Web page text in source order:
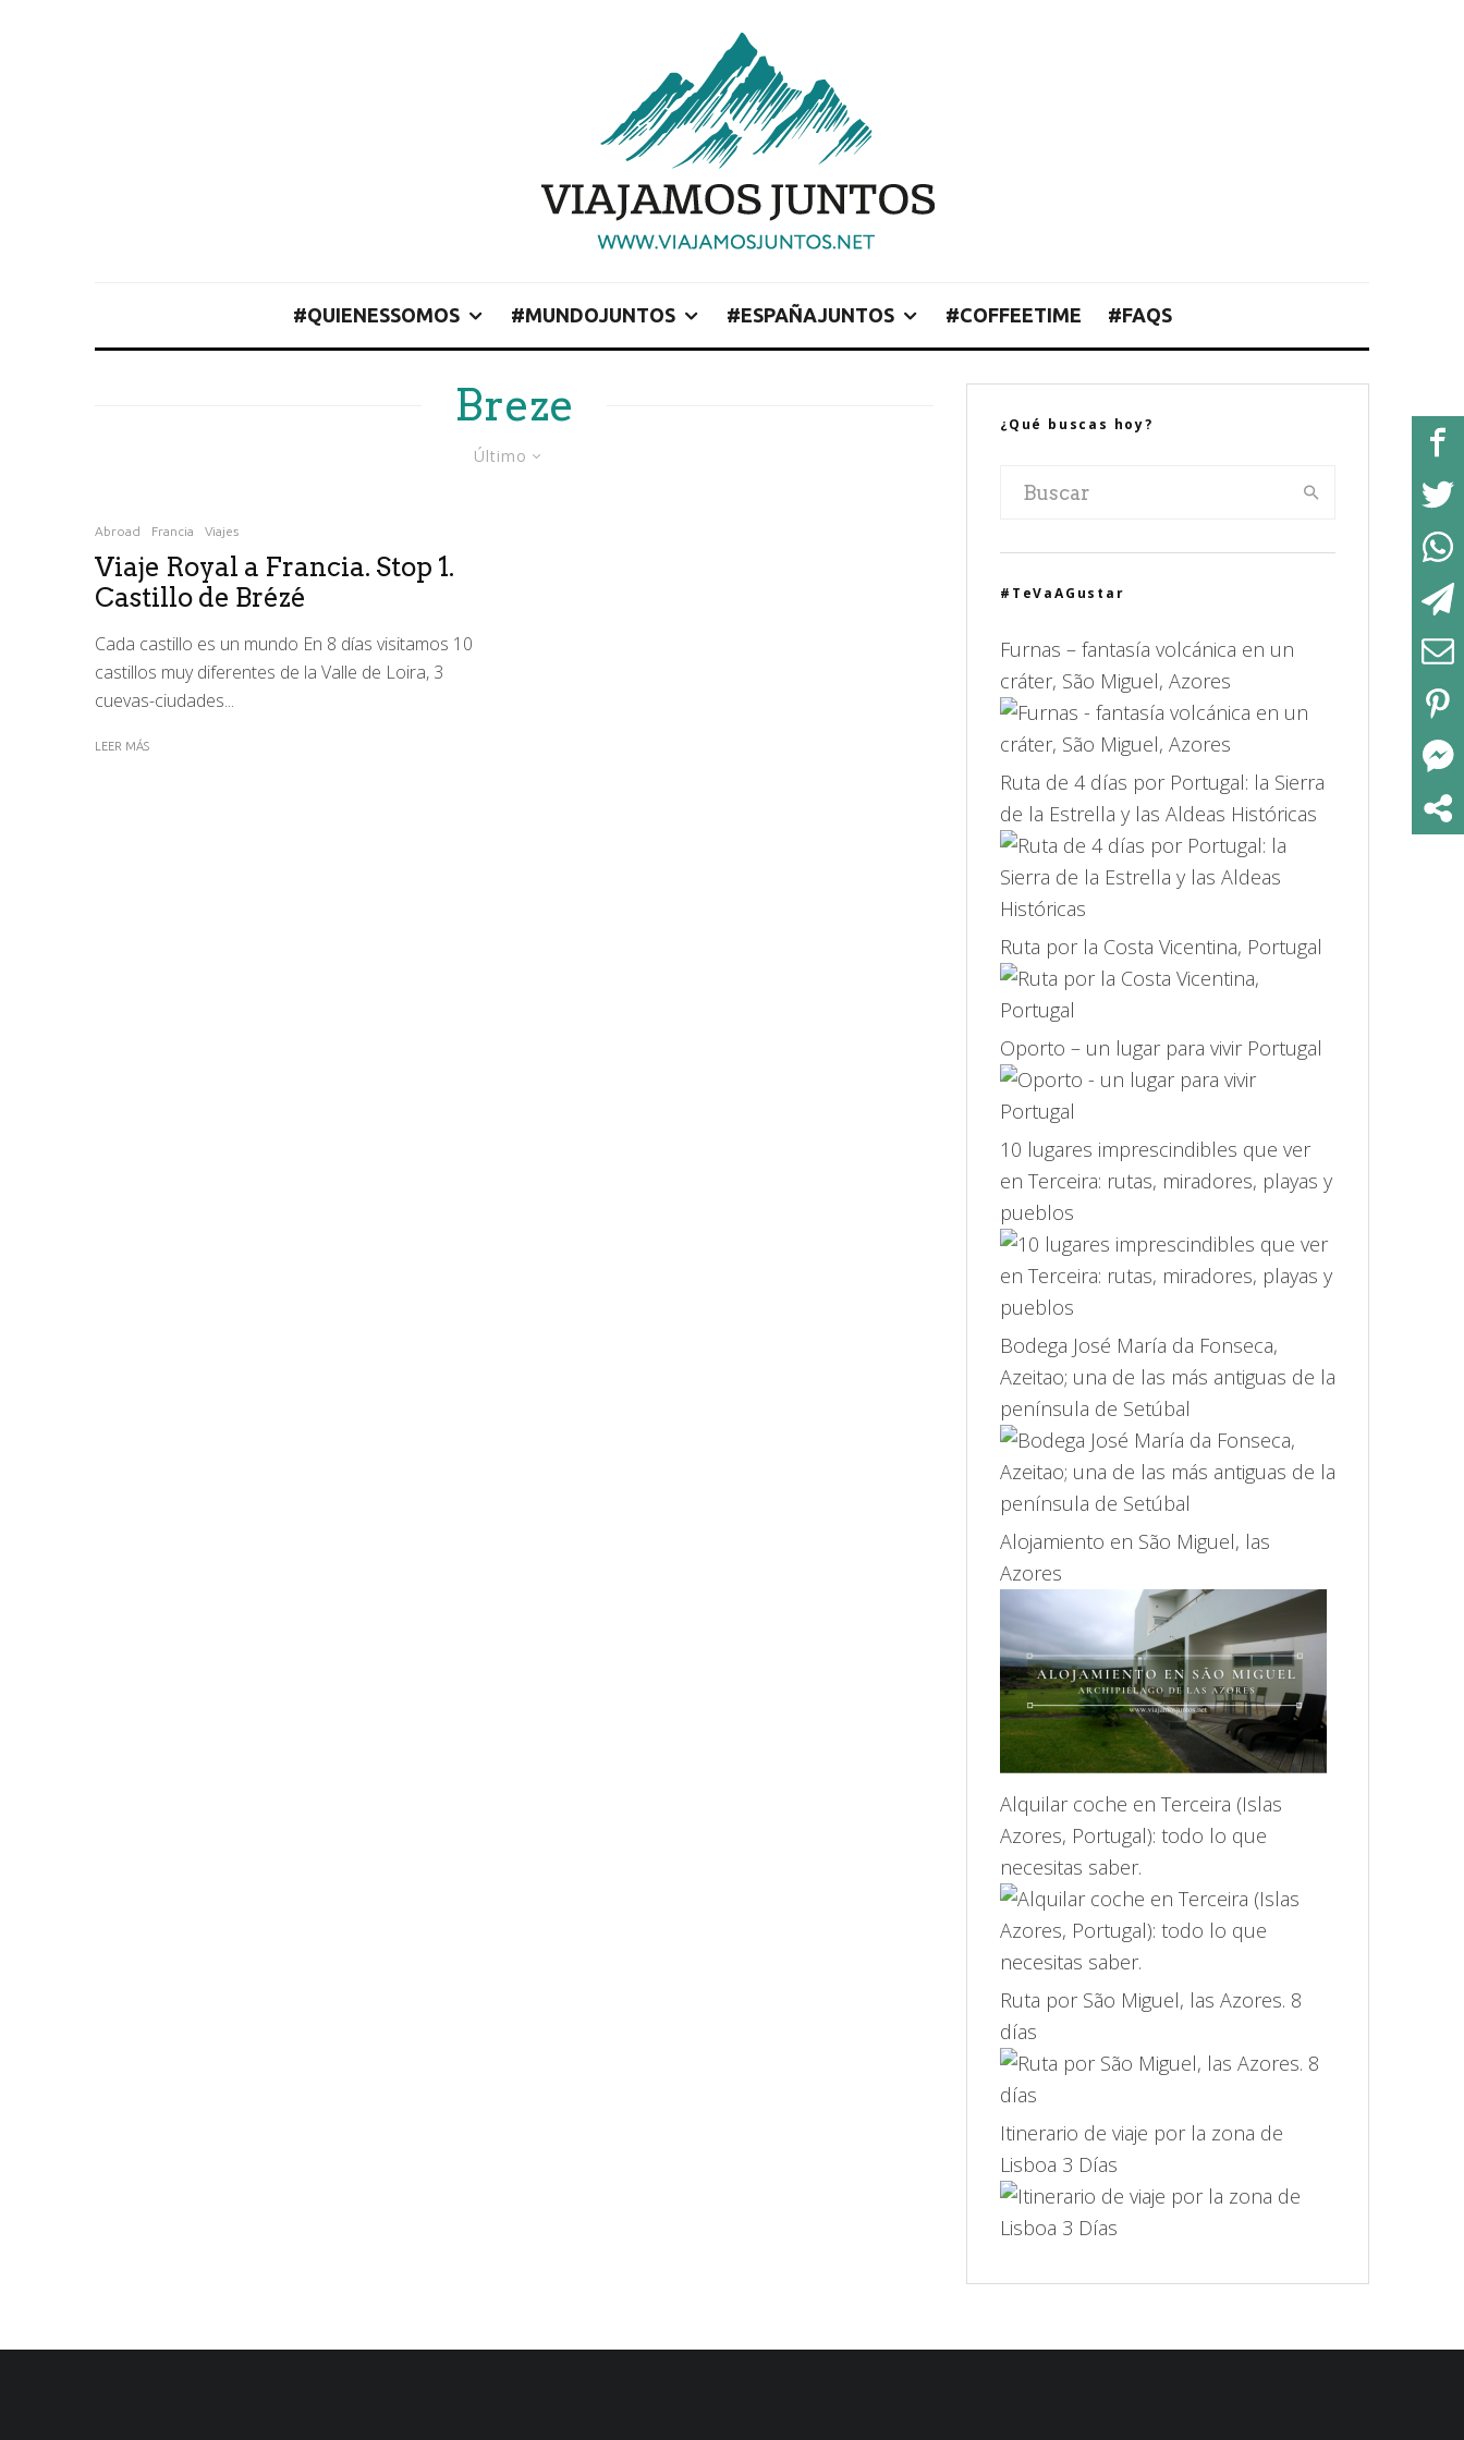
#QUIENESSOMOS #MUNDOJUNTOS #ESPAÑAJUNTOS #COFFEETIME #FAQS
Breze
Último
Abroad Francia Viajes
Viaje Royal a Francia. Stop 1.
Castillo de Brézé
Cada castillo es un mundo En 8 días visitamos 10
castillos muy diferentes de la Valle de Loira, 3
cuevas-ciudades...
LEER MÁS
¿Qué buscas hoy?
#TeVaAGustar
Furnas – fantasía volcánica en un
cráter, São Miguel, Azores
Ruta de 4 días por Portugal: la Sierra
de la Estrella y las Aldeas Históricas
Ruta por la Costa Vicentina, Portugal
Oporto – un lugar para vivir Portugal
10 lugares imprescindibles que ver
en Terceira: rutas, miradores, playas y
pueblos
Bodega José María da Fonseca,
Azeitao; una de las más antiguas de la
península de Setúbal
Alojamiento en São Miguel, las
Azores
Alquilar coche en Terceira (Islas
Azores, Portugal): todo lo que
necesitas saber.
Ruta por São Miguel, las Azores. 8
días
Itinerario de viaje por la zona de
Lisboa 3 Días